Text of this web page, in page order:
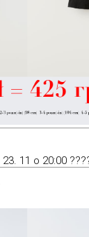
23. 11 о 20:00